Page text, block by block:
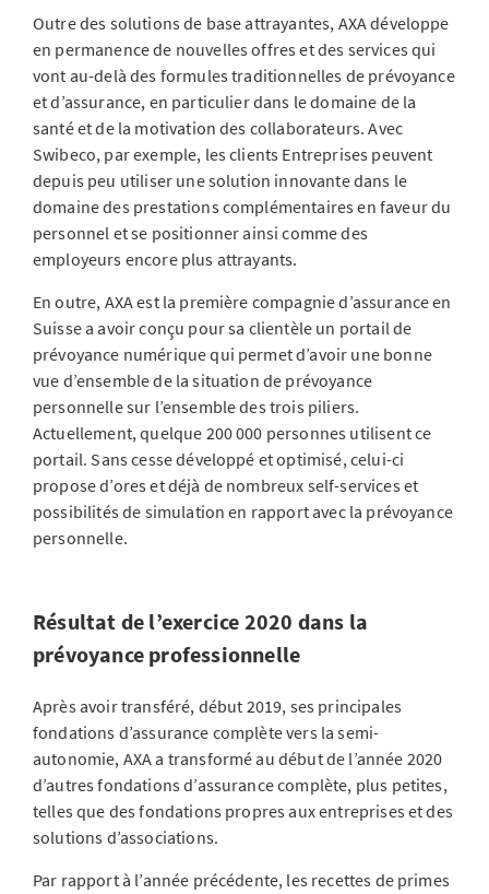
Outre des solutions de base attrayantes, AXA développe
en permanence de nouvelles offres et des services qui
vont au-delà des formules traditionnelles de prévoyance
et d’assurance, en particulier dans le domaine de la
santé et de la motivation des collaborateurs. Avec
Swibeco, par exemple, les clients Entreprises peuvent
depuis peu utiliser une solution innovante dans le
domaine des prestations complémentaires en faveur du
personnel et se positionner ainsi comme des
employeurs encore plus attrayants.
En outre, AXA est la première compagnie d’assurance en
Suisse a avoir conçu pour sa clientèle un portail de
prévoyance numérique qui permet d’avoir une bonne
vue d’ensemble de la situation de prévoyance
personnelle sur l’ensemble des trois piliers.
Actuellement, quelque 200 000 personnes utilisent ce
portail. Sans cesse développé et optimisé, celui-ci
propose d’ores et déjà de nombreux self-services et
possibilités de simulation en rapport avec la prévoyance
personnelle.
Résultat de l’exercice 2020 dans la
prévoyance professionnelle
Après avoir transféré, début 2019, ses principales
fondations d’assurance complète vers la semi-
autonomie, AXA a transformé au début de l’année 2020
d’autres fondations d’assurance complète, plus petites,
telles que des fondations propres aux entreprises et des
solutions d’associations.
Par rapport à l’année précédente, les recettes de primes